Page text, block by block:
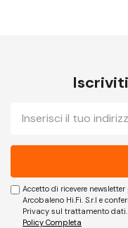
Accetto di ricevere
Arcobaleno Hi.Fi. S.r.l e confermo di
Privacy sul trattamento dati.
Policy Completa